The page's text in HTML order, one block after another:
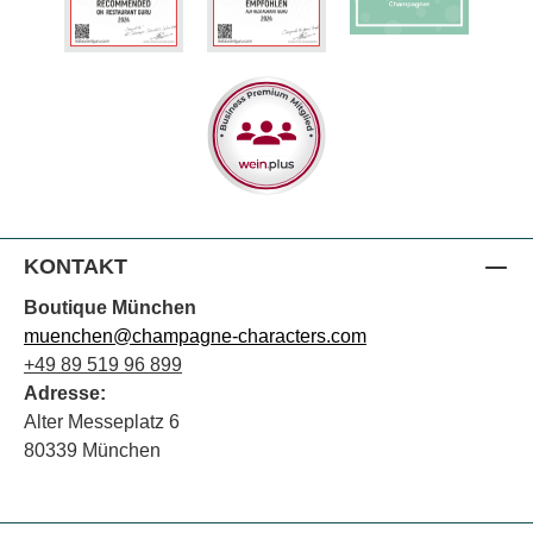
KONTAKT
Boutique München
muenchen@champagne-characters.com
+49 89 519 96 899
Adresse:
Alter Messeplatz 6
80339 München